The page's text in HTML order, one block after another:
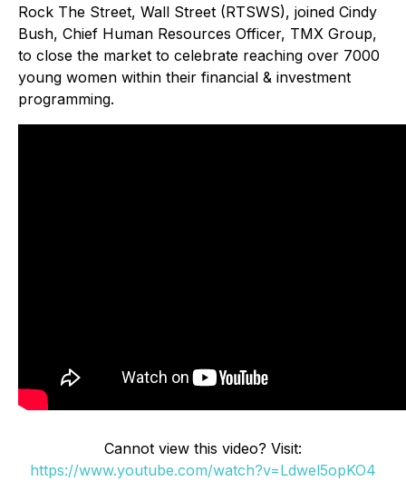
Rock The Street, Wall Street (RTSWS), joined Cindy
Bush, Chief Human Resources Officer, TMX Group,
to close the market to celebrate reaching over 7000
young women within their financial & investment
programming.
Cannot view this video? Visit:
https://www.youtube.com/watch?v=Ldwel5opKO4